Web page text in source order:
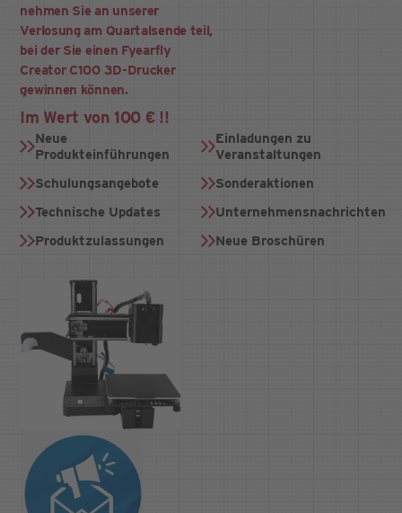
nehmen Sie an unserer
Verlosung am Quartalsende teil,
bei der Sie einen Fyearfly
Creator C100 3D-Drucker
gewinnen können.
Im Wert von 100 € !!
Neue
Produkteinführungen
Schulungsangebote
Technische Updates
Produktzulassungen
Einladungen zu
Veranstaltungen
Sonderaktionen
Unternehmensnachrichten
Neue Broschüren